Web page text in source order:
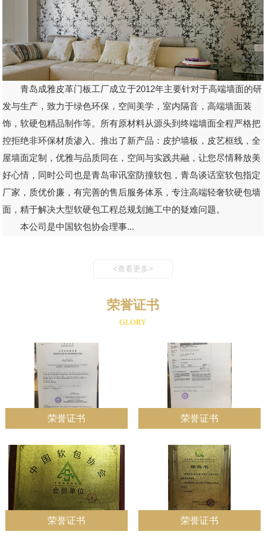
青岛成雅皮革门板工厂成立于2012年主要针对于高端墙面的研
发与生产，致力于绿色环保，空间美学，室内隔音，高端墙面装
饰，软硬包精品制作等。所有原材料从源头到终端墙面全程严格把
控拒绝非环保材质渗入。推出了新产品：皮护墙板，皮艺框线，全
屋墙面定制，优雅与品质同在，空间与实践共融，让您尽情释放美
好心情，同时公司也是青岛审讯室防撞软包，青岛谈话室软包指定
厂家，质优价廉，有完善的售后服务体系，专注高端轻奢软硬包墙
面，精于解决大型软硬包工程总规划施工中的疑难问题。
本公司是中国软包协会理事...
<查看更多>
荣誉证书
GLORY
荣誉证书 荣誉证书
荣誉证书 荣誉证书